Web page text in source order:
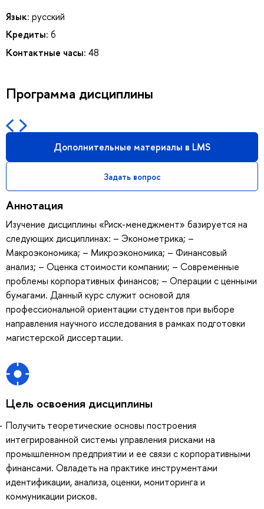
Язык: русский
Кредиты: 6
Контактные часы: 48
Программа дисциплины
Дополнительные материалы в LMS
Задать вопрос
Аннотация
Изучение дисциплины «Риск-менеджмент» базируется на
следующих дисциплинах: – Эконометрика; –
Макроэкономика; – Микроэкономика; – Финансовый
анализ; – Оценка стоимости компании; – Современные
проблемы корпоративных финансов; – Операции с ценными
бумагами. Данный курс служит основой для
профессиональной ориентации студентов при выборе
направления научного исследования в рамках подготовки
магистерской диссертации.
Цель освоения дисциплины
Получить теоретические основы построения
интегрированной системы управления рисками на
промышленном предприятии и ее связи с корпоративными
финансами. Овладеть на практике инструментами
идентификации, анализа, оценки, мониторинга и
коммуникации рисков.